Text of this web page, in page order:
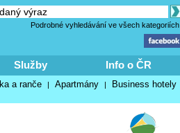
Podrobné vyhledávání ve všech kategoriích
Služby Info o ČR
a ranče | Apartmány | Business hotely